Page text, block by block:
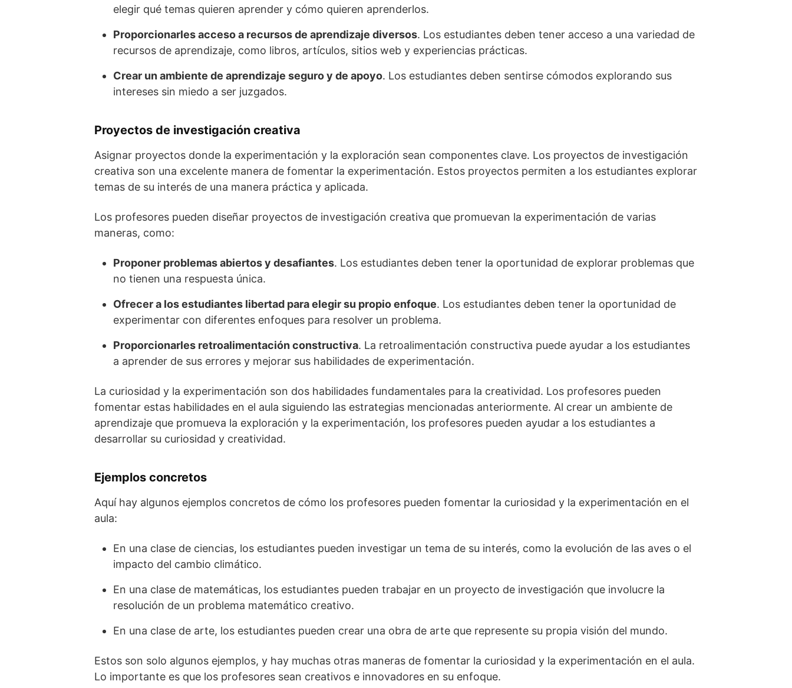
elegir qué temas quieren aprender y cómo quieren aprenderlos.
Proporcionarles acceso a recursos de aprendizaje diversos. Los estudiantes deben tener acceso a una variedad de
recursos de aprendizaje, como libros, artículos, sitios web y experiencias prácticas.
Crear un ambiente de aprendizaje seguro y de apoyo. Los estudiantes deben sentirse cómodos explorando sus
intereses sin miedo a ser juzgados.
Proyectos de investigación creativa
Asignar proyectos donde la experimentación y la exploración sean componentes clave. Los proyectos de investigación
creativa son una excelente manera de fomentar la experimentación. Estos proyectos permiten a los estudiantes explorar
temas de su interés de una manera práctica y aplicada.
Los profesores pueden diseñar proyectos de investigación creativa que promuevan la experimentación de varias
maneras, como:
Proponer problemas abiertos y desafiantes. Los estudiantes deben tener la oportunidad de explorar problemas que
no tienen una respuesta única.
Ofrecer a los estudiantes libertad para elegir su propio enfoque. Los estudiantes deben tener la oportunidad de
experimentar con diferentes enfoques para resolver un problema.
Proporcionarles retroalimentación constructiva. La retroalimentación constructiva puede ayudar a los estudiantes
a aprender de sus errores y mejorar sus habilidades de experimentación.
La curiosidad y la experimentación son dos habilidades fundamentales para la creatividad. Los profesores pueden
fomentar estas habilidades en el aula siguiendo las estrategias mencionadas anteriormente. Al crear un ambiente de
aprendizaje que promueva la exploración y la experimentación, los profesores pueden ayudar a los estudiantes a
desarrollar su curiosidad y creatividad.
Ejemplos concretos
Aquí hay algunos ejemplos concretos de cómo los profesores pueden fomentar la curiosidad y la experimentación en el
aula:
En una clase de ciencias, los estudiantes pueden investigar un tema de su interés, como la evolución de las aves o el
impacto del cambio climático.
En una clase de matemáticas, los estudiantes pueden trabajar en un proyecto de investigación que involucre la
resolución de un problema matemático creativo.
En una clase de arte, los estudiantes pueden crear una obra de arte que represente su propia visión del mundo.
Estos son solo algunos ejemplos, y hay muchas otras maneras de fomentar la curiosidad y la experimentación en el aula.
Lo importante es que los profesores sean creativos e innovadores en su enfoque.